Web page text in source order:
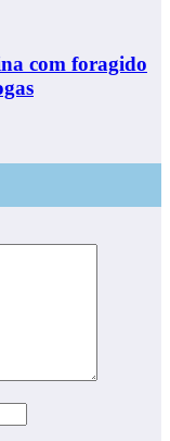
com foragido